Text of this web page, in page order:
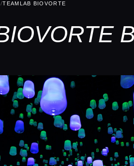
/ТEAMLAB BIOVORTE